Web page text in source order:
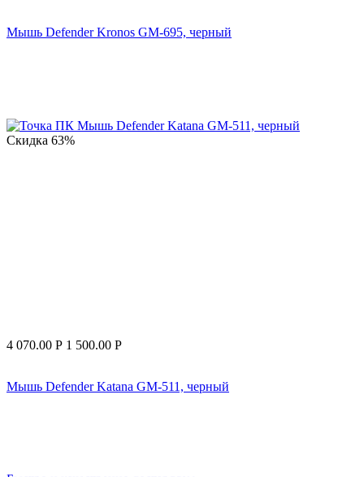
Мышь Defender Kronos GM-695, черный
Скидка 63%
4 070.00 Р 1 500.00 Р
Мышь Defender Katana GM-511, черный